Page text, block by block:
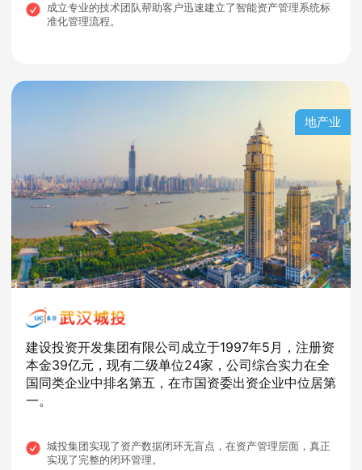
成立专业的技术团队帮助客户迅速建立了智能资产管理系统标
准化管理流程。
建设投资开发集团有限公司成立于1997年5月，注册资
本金39亿元，现有二级单位24家，公司综合实力在全
国同类企业中排名第五，在市国资委出资企业中位居第
一。
城投集团实现了资产数据闭环无盲点，在资产管理层面，真正
实现了完整的闭环管理。
地产业